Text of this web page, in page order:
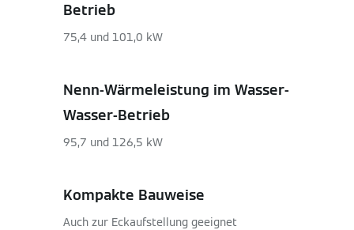
Betrieb
75,4 und 101,0 kW
Nenn-Wärmeleistung im Wasser-
Wasser-Betrieb
95,7 und 126,5 kW
Kompakte Bauweise
Auch zur Eckaufstellung geeignet